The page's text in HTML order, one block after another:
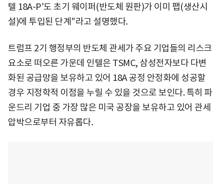
텔 18A-P'도 초기 웨이퍼(반도체 원판)가 이미 팹(생산시
설)에 투입된 단계"라고 설명했다.
트럼프 2기 행정부의 반도체 관세가 주요 기업들의 리스크
요소로 떠오른 가운데 인텔은 TSMC, 삼성전자보다 다변
화된 공급망을 보유하고 있어 18A 공정 안정화에 성공할
경우 지정학적 이점을 누릴 수 있을 것으로 보인다. 특히 파
운드리 기업 중 가장 많은 미국 공장을 보유하고 있어 관세
압박으로부터 자유롭다.